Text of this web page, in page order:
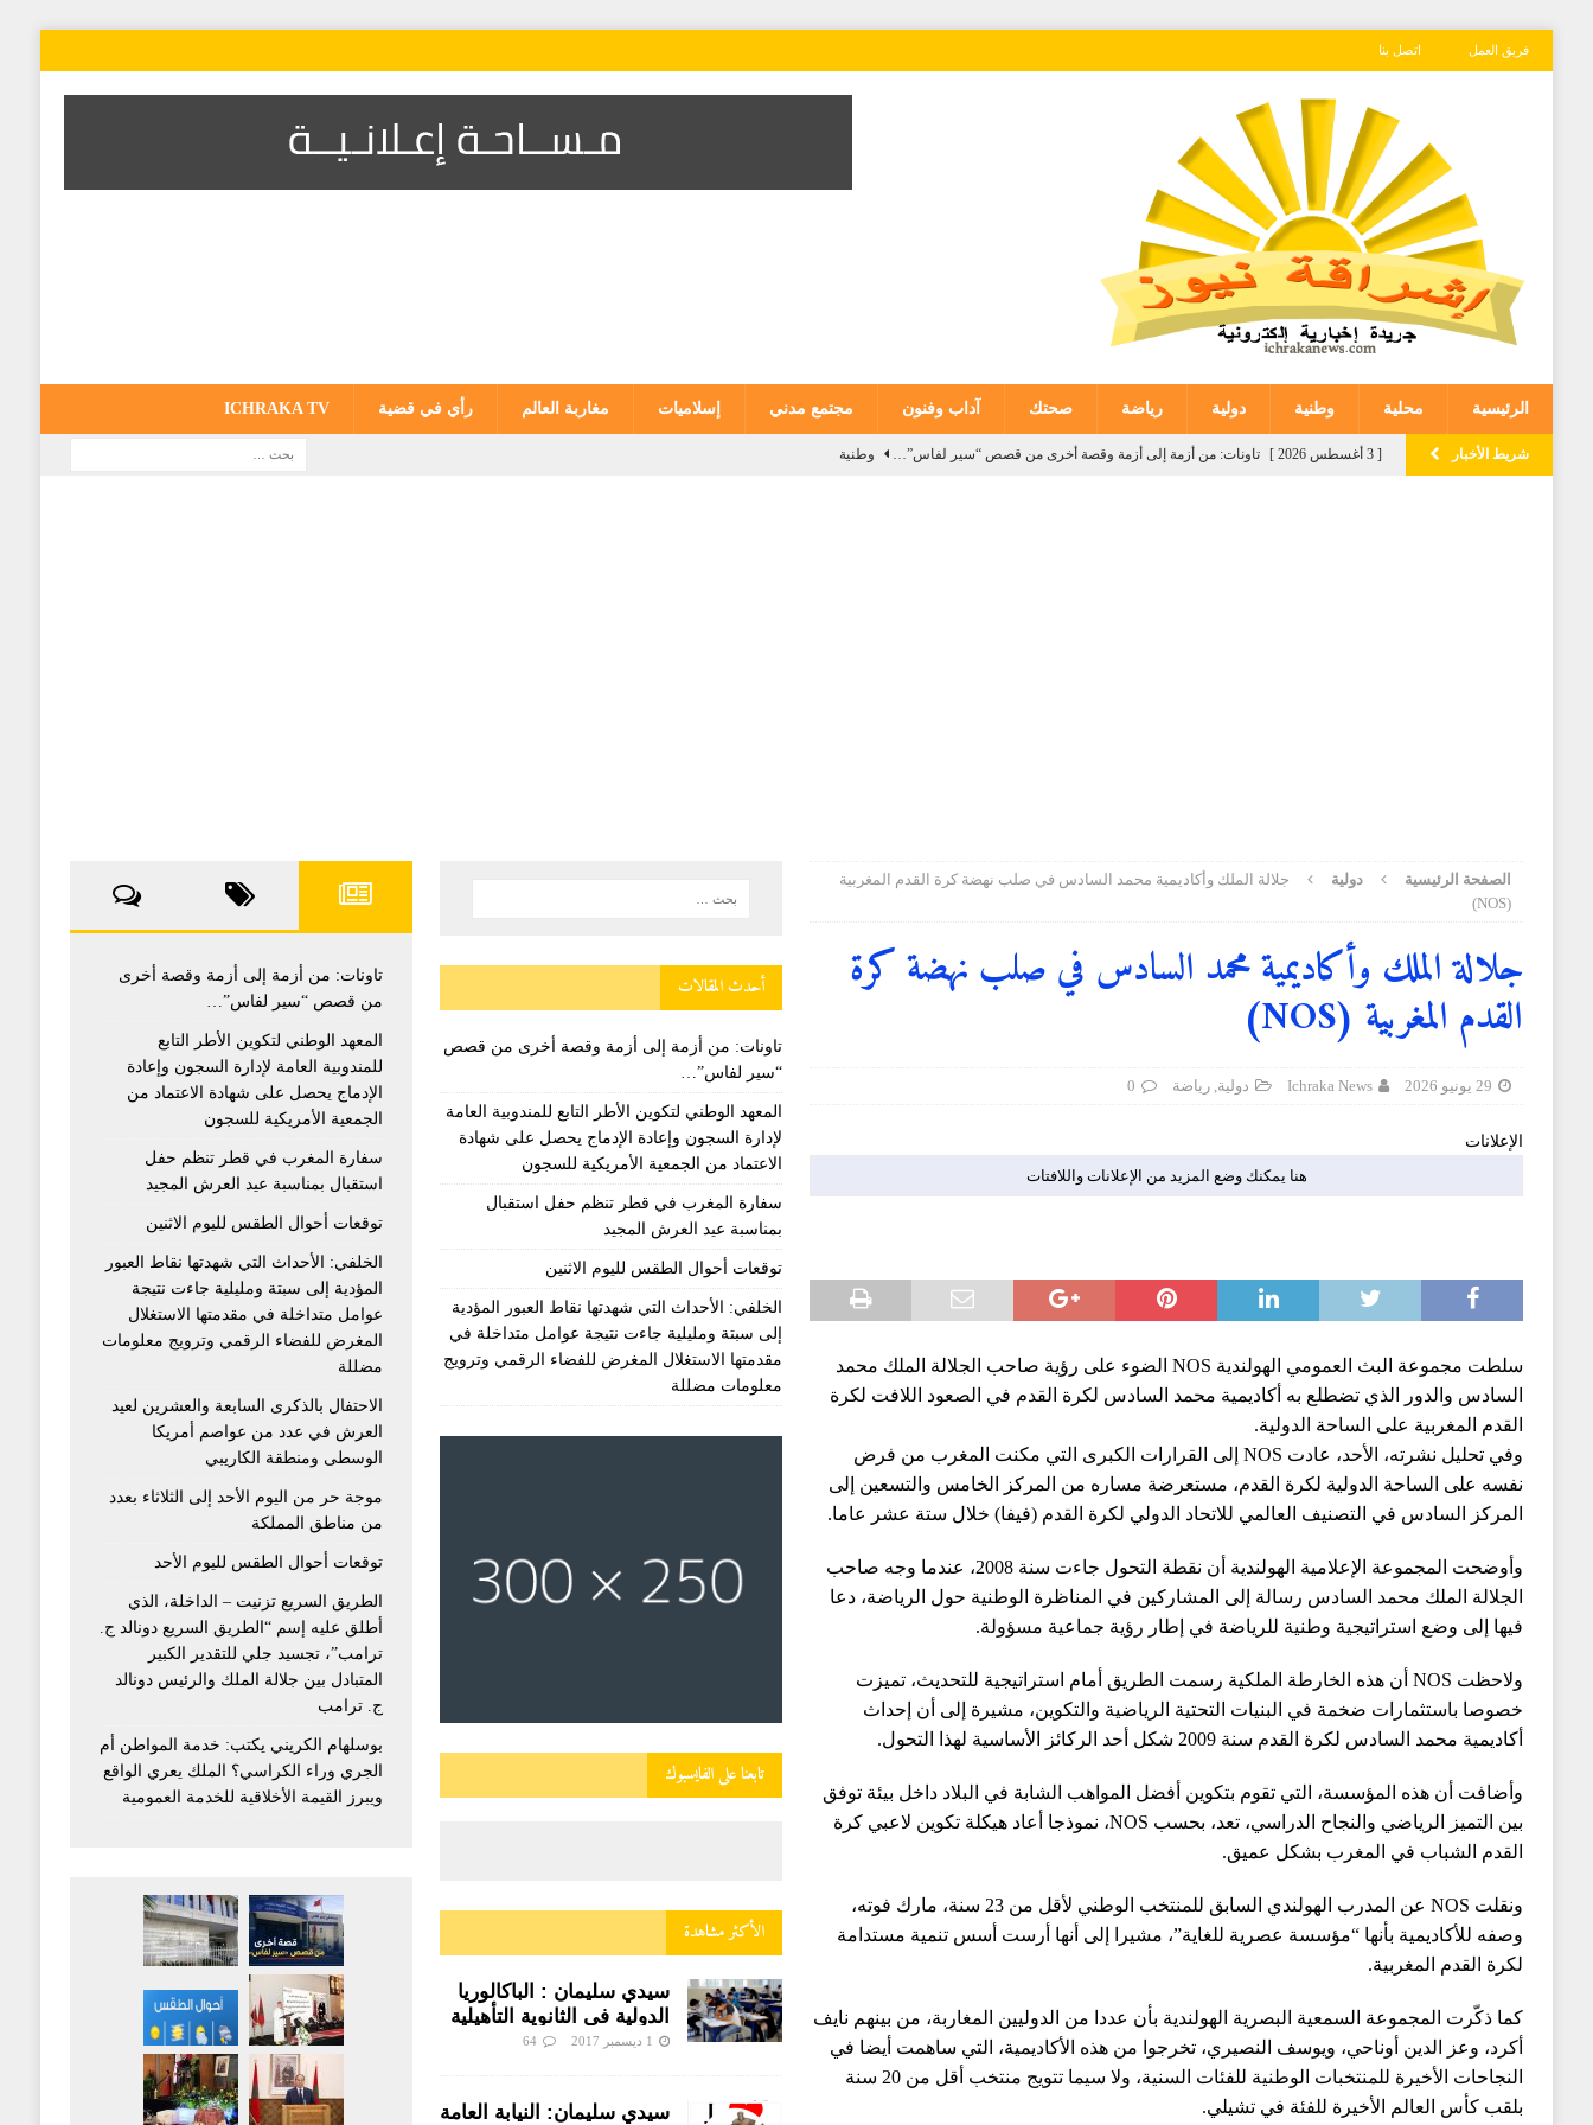
فريق العمل اتصل بنا
الرئيسية محلية وطنية دولية رياضة صحتك آداب وفنون مجتمع مدني إسلاميات مغاربة العالم رأي في قضية ICHRAKA TV
شريط الأخبار [ 3 أغسطس 2026 ] تاونات: من أزمة إلى أزمة وقصة أخرى من قصص “سير لفاس”… وطنية
الصفحة الرئيسية دولية
جلالة الملك وأكاديمية محمد السادس في صلب نهضة كرة القدم المغربية
(NOS)
جلالة الملك وأكاديمية محمد السادس في صلب نهضة كرة
القدم المغربية (NOS)
29 يونيو 2026 Ichraka News دولية, رياضة 0
الإعلانات
هنا يمكنك وضع المزيد من الإعلانات واللافتات
سلطت مجموعة البث العمومي الهولندية NOS الضوء على رؤية صاحب الجلالة الملك محمد
السادس والدور الذي تضطلع به أكاديمية محمد السادس لكرة القدم في الصعود اللافت لكرة
القدم المغربية على الساحة الدولية.
وفي تحليل نشرته، الأحد، عادت NOS إلى القرارات الكبرى التي مكنت المغرب من فرض
نفسه على الساحة الدولية لكرة القدم، مستعرضة مساره من المركز الخامس والتسعين إلى
المركز السادس في التصنيف العالمي للاتحاد الدولي لكرة القدم (فيفا) خلال ستة عشر عاما.
وأوضحت المجموعة الإعلامية الهولندية أن نقطة التحول جاءت سنة 2008، عندما وجه صاحب
الجلالة الملك محمد السادس رسالة إلى المشاركين في المناظرة الوطنية حول الرياضة، دعا
فيها إلى وضع استراتيجية وطنية للرياضة في إطار رؤية جماعية مسؤولة.
ولاحظت NOS أن هذه الخارطة الملكية رسمت الطريق أمام استراتيجية للتحديث، تميزت
خصوصا باستثمارات ضخمة في البنيات التحتية الرياضية والتكوين، مشيرة إلى أن إحداث
أكاديمية محمد السادس لكرة القدم سنة 2009 شكل أحد الركائز الأساسية لهذا التحول.
وأضافت أن هذه المؤسسة، التي تقوم بتكوين أفضل المواهب الشابة في البلاد داخل بيئة توفق
بين التميز الرياضي والنجاح الدراسي، تعد، بحسب NOS، نموذجا أعاد هيكلة تكوين لاعبي كرة
القدم الشباب في المغرب بشكل عميق.
ونقلت NOS عن المدرب الهولندي السابق للمنتخب الوطني لأقل من 23 سنة، مارك فوته،
وصفه للأكاديمية بأنها “مؤسسة عصرية للغاية”، مشيرا إلى أنها أرست أسس تنمية مستدامة
لكرة القدم المغربية.
كما ذكّرت المجموعة السمعية البصرية الهولندية بأن عددا من الدوليين المغاربة، من بينهم نايف
أكرد، وعز الدين أوناحي، ويوسف النصيري، تخرجوا من هذه الأكاديمية، التي ساهمت أيضا في
النجاحات الأخيرة للمنتخبات الوطنية للفئات السنية، ولا سيما تتويج منتخب أقل من 20 سنة
بلقب كأس العالم الأخيرة للفئة في تشيلي.
أحدث المقالات
تاونات: من أزمة إلى أزمة وقصة أخرى من قصص
“سير لفاس”…
المعهد الوطني لتكوين الأطر التابع للمندوبية العامة
لإدارة السجون وإعادة الإدماج يحصل على شهادة
الاعتماد من الجمعية الأمريكية للسجون
سفارة المغرب في قطر تنظم حفل استقبال
بمناسبة عيد العرش المجيد
توقعات أحوال الطقس لليوم الاثنين
الخلفي: الأحداث التي شهدتها نقاط العبور المؤدية
إلى سبتة ومليلية جاءت نتيجة عوامل متداخلة في
مقدمتها الاستغلال المغرض للفضاء الرقمي وترويج
معلومات مضللة
تابعنا على الفايسبوك
الأكثر مشاهدة
سيدي سليمان : الباكالوريا
الدولية في الثانوية التأهيلية
زينب النفزاوية فوق صفيح
1 ديسمبر 2017 64
سيدي سليمان: النيابة العامة
تاونات: من أزمة إلى أزمة وقصة أخرى
من قصص “سير لفاس”…
المعهد الوطني لتكوين الأطر التابع
للمندوبية العامة لإدارة السجون وإعادة
الإدماج يحصل على شهادة الاعتماد من
الجمعية الأمريكية للسجون
سفارة المغرب في قطر تنظم حفل
استقبال بمناسبة عيد العرش المجيد
توقعات أحوال الطقس لليوم الاثنين
الخلفي: الأحداث التي شهدتها نقاط العبور
المؤدية إلى سبتة ومليلية جاءت نتيجة
عوامل متداخلة في مقدمتها الاستغلال
المغرض للفضاء الرقمي وترويج معلومات
مضللة
الاحتفال بالذكرى السابعة والعشرين لعيد
العرش في عدد من عواصم أمريكا
الوسطى ومنطقة الكاريبي
موجة حر من اليوم الأحد إلى الثلاثاء بعدد
من مناطق المملكة
توقعات أحوال الطقس لليوم الأحد
الطريق السريع تزنيت – الداخلة، الذي
أطلق عليه إسم “الطريق السريع دونالد ج.
ترامب”، تجسيد جلي للتقدير الكبير
المتبادل بين جلالة الملك والرئيس دونالد
ج. ترامب
بوسلهام الكريني يكتب: خدمة المواطن أم
الجري وراء الكراسي؟ الملك يعري الواقع
ويبرز القيمة الأخلاقية للخدمة العمومية